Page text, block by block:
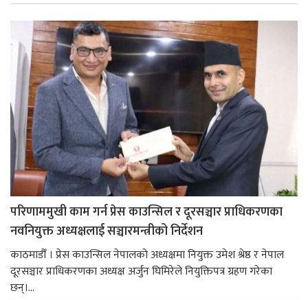
परिणाममुखी काम गर्न प्रेस काउन्सिल र दूरसञ्चार प्राधिकरणका
नवनियुक्त अध्यक्षलाई सञ्चारमन्त्रीको निर्देशन
काठमाडौँ । प्रेस काउन्सिल नेपालको अध्यक्षमा नियुक्त उमेश श्रेष्ठ र नेपाल
दूरसञ्चार प्राधिकरणका अध्यक्ष अर्जुन घिमिरेले नियुक्तिपत्र ग्रहण गरेका
छन्।...